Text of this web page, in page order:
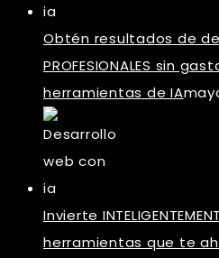
Obtén resultados de
PROFESIONALES sin
herramientas de IA
Invierte
herramientas que te